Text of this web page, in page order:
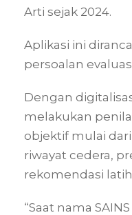
Arti sejak 2024.
Aplikasi ini
persoalan
Dengan
melakukan
objektif mulai
riwayat cedera,
rekomendasi
“Saat nama